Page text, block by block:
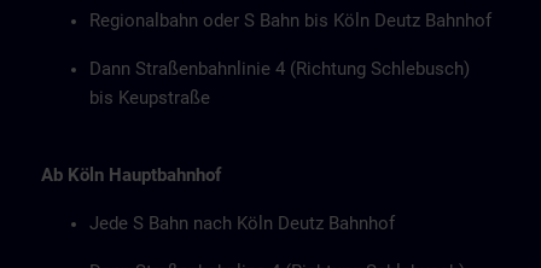
Regionalbahn oder S Bahn bis Köln Deutz Bahnhof
Dann Straßenbahnlinie 4 (Richtung Schlebusch)
bis Keupstraße
Ab Köln Hauptbahnhof
Jede S Bahn nach Köln Deutz Bahnhof